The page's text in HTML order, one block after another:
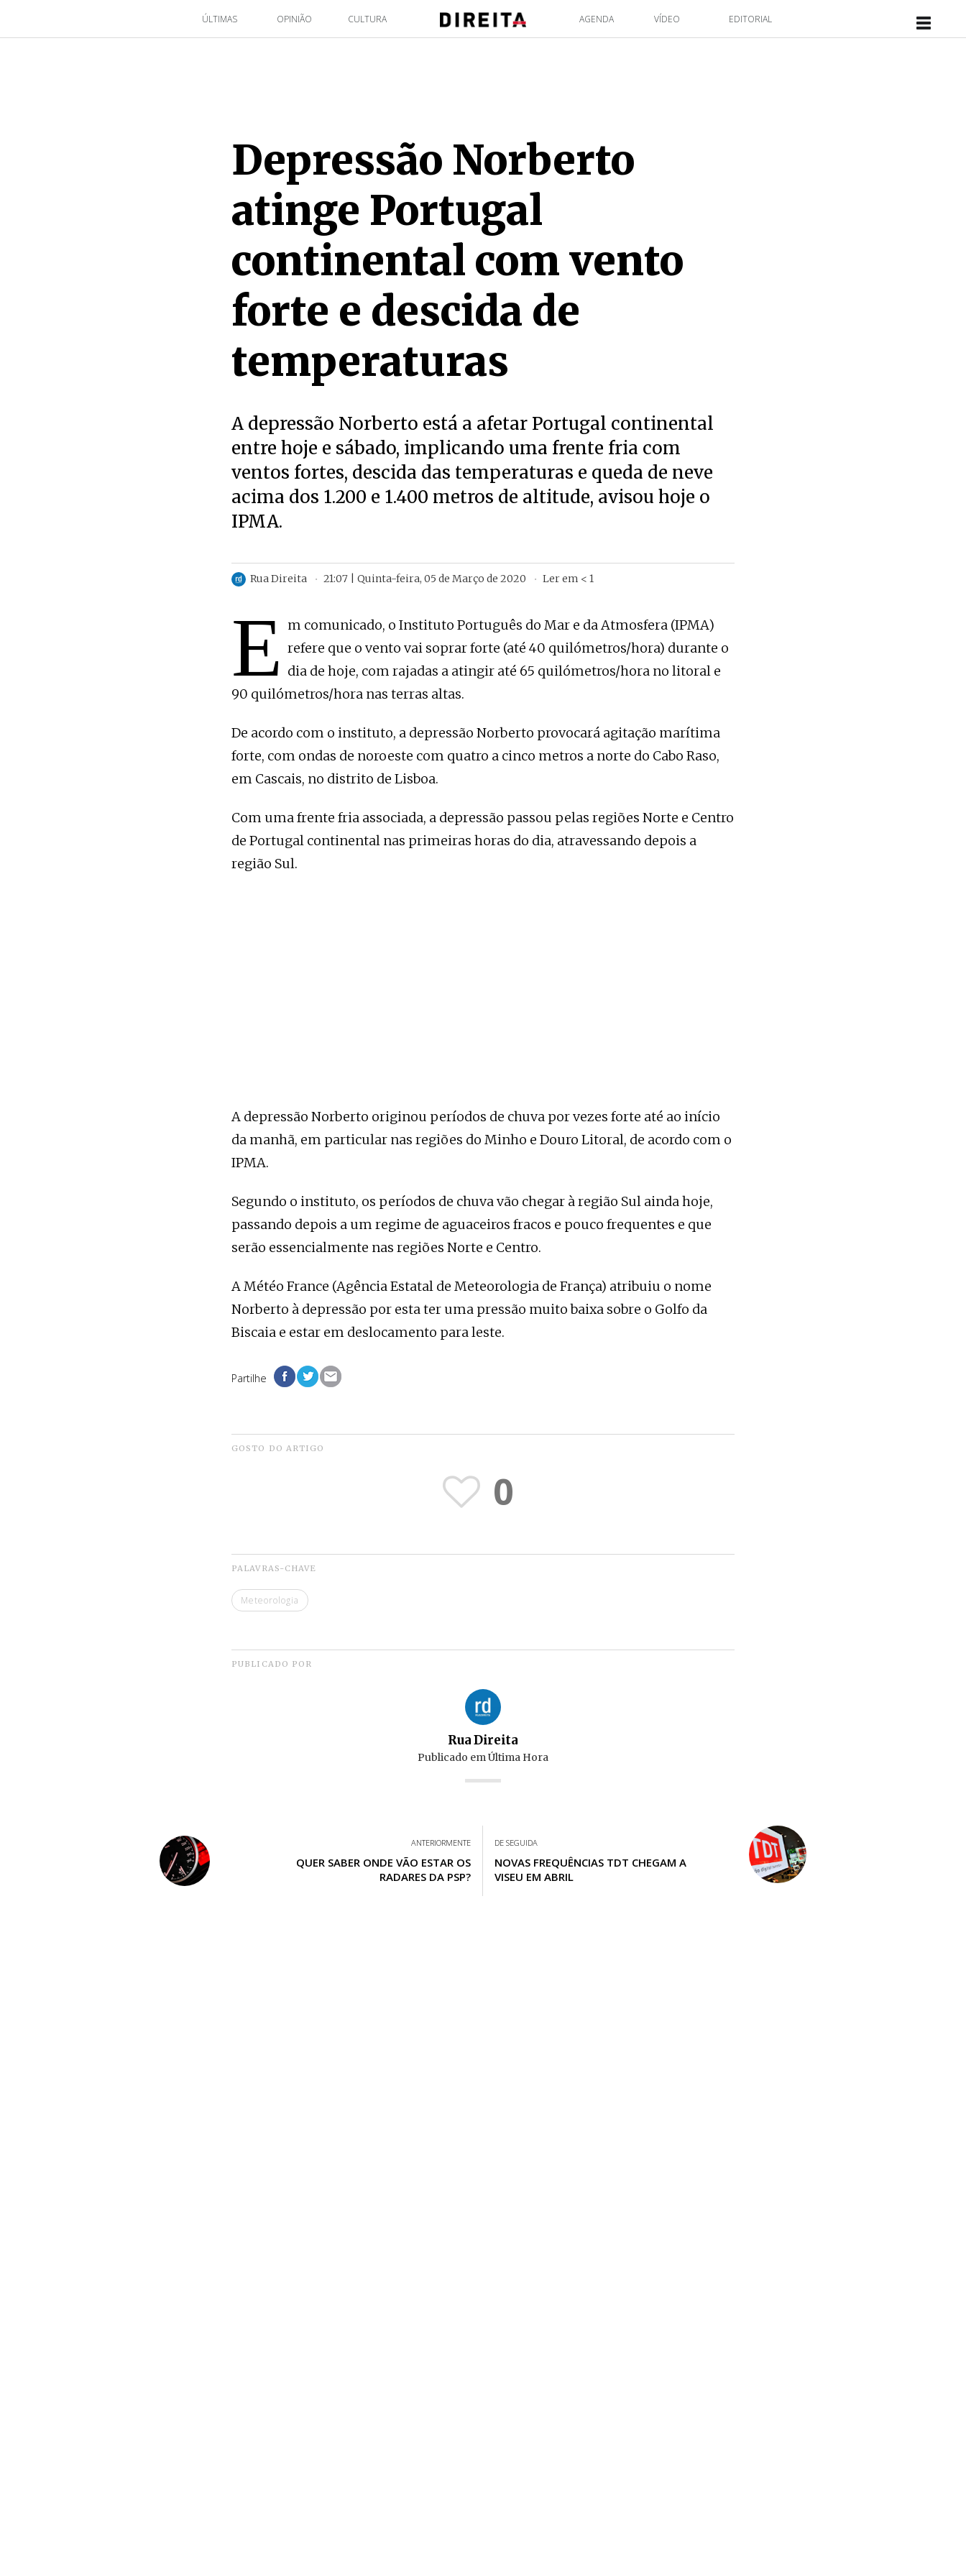
ÚLTIMAS OPINIÃO CULTURA AGENDA VÍDEO EDITORIAL
Depressão Norberto
atinge Portugal
continental com vento
forte e descida de
temperaturas
A depressão Norberto está a afetar Portugal continental
entre hoje e sábado, implicando uma frente fria com
ventos fortes, descida das temperaturas e queda de neve
acima dos 1.200 e 1.400 metros de altitude, avisou hoje o
IPMA.
Rua Direita 21:07 | Quinta-feira, 05 de Março de 2020 Ler em < 1
E
m comunicado, o Instituto Português do Mar e da Atmosfera (IPMA)
refere que o vento vai soprar forte (até 40 quilómetros/hora) durante o
dia de hoje, com rajadas a atingir até 65 quilómetros/hora no litoral e
90 quilómetros/hora nas terras altas.
De acordo com o instituto, a depressão Norberto provocará agitação marítima
forte, com ondas de noroeste com quatro a cinco metros a norte do Cabo Raso,
em Cascais, no distrito de Lisboa.
Com uma frente fria associada, a depressão passou pelas regiões Norte e Centro
de Portugal continental nas primeiras horas do dia, atravessando depois a
região Sul.
A depressão Norberto originou períodos de chuva por vezes forte até ao início
da manhã, em particular nas regiões do Minho e Douro Litoral, de acordo com o
IPMA.
Segundo o instituto, os períodos de chuva vão chegar à região Sul ainda hoje,
passando depois a um regime de aguaceiros fracos e pouco frequentes e que
serão essencialmente nas regiões Norte e Centro.
A Météo France (Agência Estatal de Meteorologia de França) atribuiu o nome
Norberto à depressão por esta ter uma pressão muito baixa sobre o Golfo da
Biscaia e estar em deslocamento para leste.
Partilhe
GOSTO DO ARTIGO
0
PALAVRAS-CHAVE
Meteorologia
PUBLICADO POR
Rua Direita
Publicado emÚltima Hora
ANTERIORMENTE
QUER SABER ONDE VÃO ESTAR OS
RADARES DA PSP?
DE SEGUIDA
NOVAS FREQUÊNCIAS TDT CHEGAM A
VISEU EM ABRIL